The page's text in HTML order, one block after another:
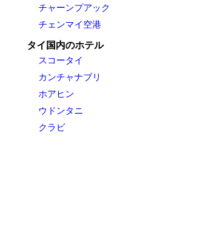
チャーンプアック
チェンマイ空港
タイ国内のホテル
スコータイ
カンチャナブリ
ホアヒン
ウドンタニ
クラビ